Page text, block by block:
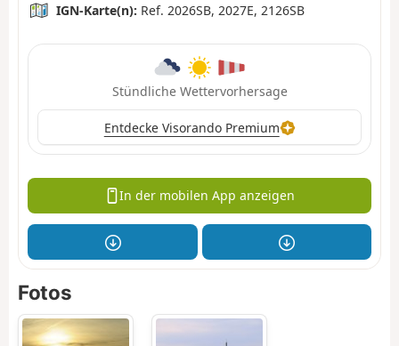
IGN-Karte(n): Ref. 2026SB, 2027E, 2126SB
Stündliche Wettervorhersage
Entdecke Visorando Premium
In der mobilen App anzeigen
Fotos